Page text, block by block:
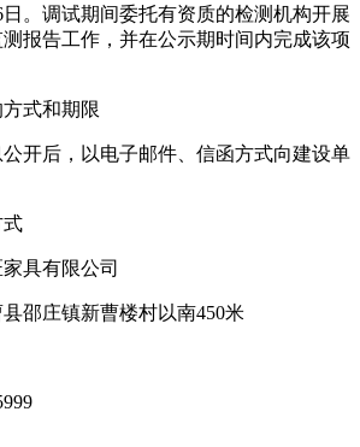
日。调试期间委托有资质的检测机构开展
报告工作，并在公示期时间内完成该项
式和期限
开后，以电子邮件、信函方式向建设单
式
具有限公司
邵庄镇新曹楼村以南450米